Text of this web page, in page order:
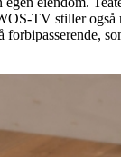
TV stiller også